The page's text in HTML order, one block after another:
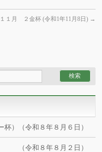
１１月 ２金杯 (令和1年11月8日) →
）（令和８年８月６日）
８年８月２日）